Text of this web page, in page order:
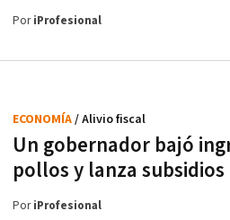
PoriProfesional
Un gobernador bajó
pollos y lanza
ECONOMÍA/ Alivio fiscal
PoriProfesional